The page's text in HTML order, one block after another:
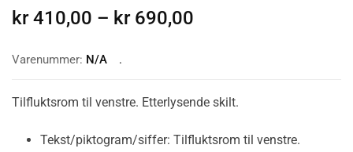
kr410,00 – kr690,00
Varenummer: N/A
Tilfluktsrom til venstre. Etterlysende skilt.
Tekst/piktogram/siffer: Tilfluktsrom til venstre.